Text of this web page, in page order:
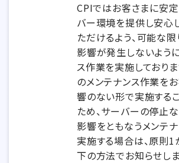
CPIではお客さまに安
バー環境を提供し安心
ただけるよう、可能な
影響が発生しないよう
ス作業を実施しておりま
のメンテナンス作業を
響のない形で実施する
ため、サーバーの停止
影響をともなうメンテ
実施する場合は、原則
下の方法でお知らせしま